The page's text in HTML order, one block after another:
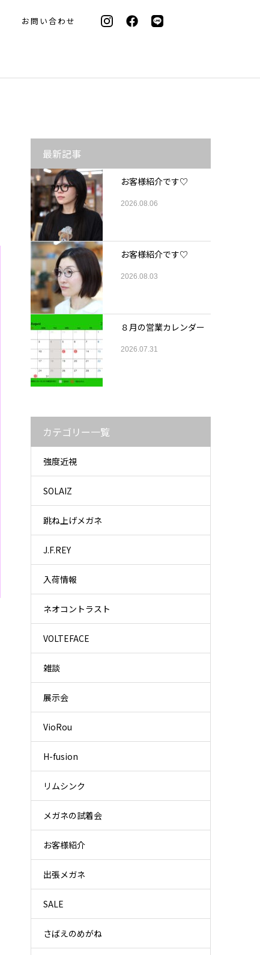
お問い合わせ
最新記事
お客様紹介です♡
2026.08.06
お客様紹介です♡
2026.08.03
８月の営業カレンダー
2026.07.31
カテゴリー一覧
強度近視
SOLAIZ
跳ね上げメガネ
J.F.REY
入荷情報
ネオコントラスト
VOLTEFACE
雑談
展示会
VioRou
H-fusion
リムシンク
メガネの試着会
お客様紹介
出張メガネ
SALE
さばえのめがね